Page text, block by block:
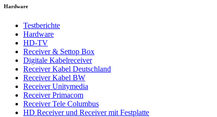
Hardware
Testberichte
Hardware
HD-TV
Receiver & Settop Box
Digitale Kabelreceiver
Receiver Kabel Deutschland
Receiver Kabel BW
Receiver Unitymedia
Receiver Primacom
Receiver Tele Columbus
HD Receiver und Receiver mit Festplatte